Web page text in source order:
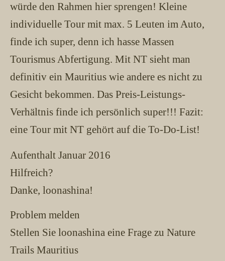
würde den Rahmen hier sprengen! Kleine
individuelle Tour mit max. 5 Leuten im Auto,
finde ich super, denn ich hasse Massen
Tourismus Abfertigung. Mit NT sieht man
definitiv ein Mauritius wie andere es nicht zu
Gesicht bekommen. Das Preis-Leistungs-
Verhältnis finde ich persönlich super!!! Fazit:
eine Tour mit NT gehört auf die To-Do-List!
Aufenthalt Januar 2016
Hilfreich?
Danke, loonashina!
Problem melden
Stellen Sie loonashina eine Frage zu Nature
Trails Mauritius